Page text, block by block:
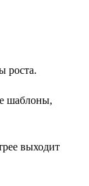
роста.
шаблоны,
выходит